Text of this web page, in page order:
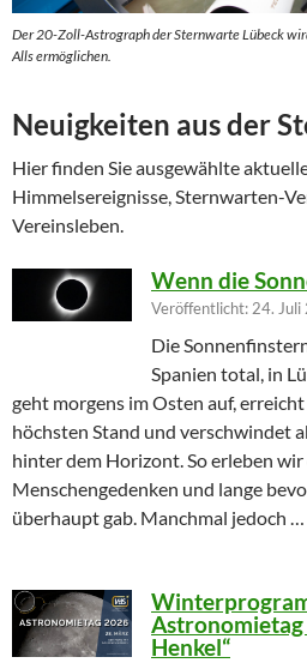
Der 20-Zoll-Astrograph der Sternwarte Lübeck
Alls ermöglichen.
Neuigkeiten aus der
Hier finden Sie ausgewählte
Himmelsereignisse, Sternwarten-
Vereinsleben.
Wenn die
Veröffentlicht: 24. Juli
Die
Spanien total, in
geht morgens im Osten auf,
höchsten Stand und verschwindet
hinter dem Horizont. So erleben wir
Menschengedenken und lange
überhaupt gab. Manchmal jedoch …
Astronomietag
Henkel“